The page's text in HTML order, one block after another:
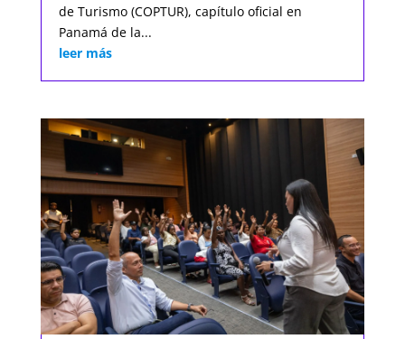
de Turismo (COPTUR), capítulo oficial en
Panamá de la...
leer más